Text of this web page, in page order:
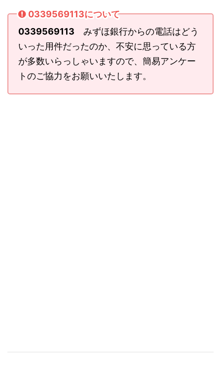
0339569113について
0339569113 みずほ銀行からの電話はどう
いった用件だったのか、不安に思っている方
が多数いらっしゃいますので、簡易アンケー
トのご協力をお願いいたします。